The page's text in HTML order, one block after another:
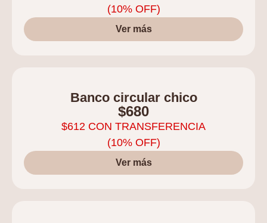
(10% OFF)
Ver más
Banco circular chico
$680
$612 CON TRANSFERENCIA
(10% OFF)
Ver más